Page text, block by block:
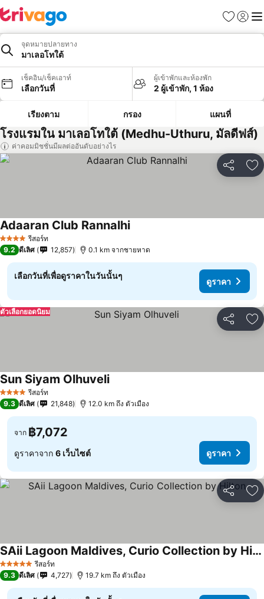
รายการโป
เข้าสู่ร
เมนู
จุดหมายปลายทาง
มาเลอโทใต้
เช็คอิน/เช็คเอาท์
เลือกวันที่
ผู้เข้าพักและห้องพัก
2 ผู้เข้าพัก, 1 ห้อง
เรียงตาม กรอง แผนที่
โรงแรมใน มาเลอโทใต้ (Medhu-Uthuru, มัลดีฟส์)
ค่าคอมมิชชั่นมีผลต่ออันดับอย่างไร
แชร์ เ
4 ดาว รีสอร์ท
Adaaran Club Rannalhi
9.2 ดีเลิศ 12,857 0.1 km จากชายหาด
เลือกวันที่เพื่อดูราคาในวันนั้นๆ
ดูราคา
แชร์ เ
ตัวเลือกยอดนิยม
4 ดาว รีสอร์ท
Sun Siyam Olhuveli
9.3 ดีเลิศ 21,848 12.0 km ถึง ตัวเมือง
จาก ฿7,072
ดูราคาจาก 6 เว็บไซต์ ดูราคา
แชร์ เ
5 ดาว รีสอร์ท
SAii Lagoon Maldives, Curio Collection by Hilton
9.3 ดีเลิศ 4,727 19.7 km ถึง ตัวเมือง